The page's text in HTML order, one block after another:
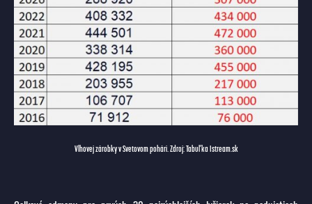
Vlhovej zárobky v Svetovom pohári. Zdroj: Tabuľka Istream.sk